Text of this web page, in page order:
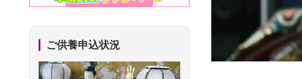
ご供養申込状況